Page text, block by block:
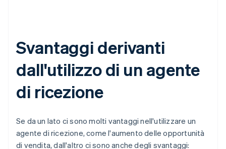
Svantaggi derivanti
dall'utilizzo di un agente
di ricezione
Se da un lato ci sono molti vantaggi nell'utilizzare un
agente di ricezione, come l'aumento delle opportunità
di vendita, dall'altro ci sono anche degli svantaggi: